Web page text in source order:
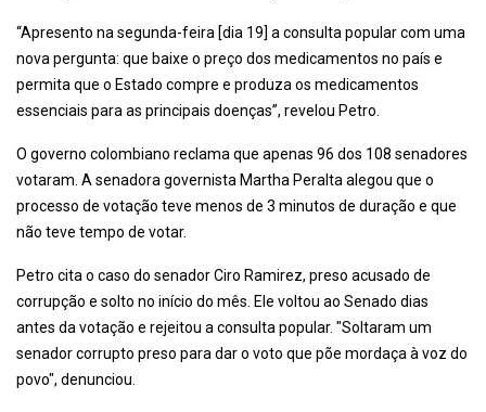
“Apresento na segunda-feira [dia 19] a consulta popular com uma
nova pergunta: que baixe o preço dos medicamentos no país e
permita que o Estado compre e produza os medicamentos
essenciais para as principais doenças”, revelou Petro.
O governo colombiano reclama que apenas 96 dos 108 senadores
votaram. A senadora governista Martha Peralta alegou que o
processo de votação teve menos de 3 minutos de duração e que
não teve tempo de votar.
Petro cita o caso do senador Ciro Ramirez, preso acusado de
corrupção e solto no início do mês. Ele voltou ao Senado dias
antes da votação e rejeitou a consulta popular. "Soltaram um
senador corrupto preso para dar o voto que põe mordaça à voz do
povo", denunciou.